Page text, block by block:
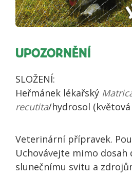
UPOZORNĚNÍ
SLOŽENÍ:
Heřmánek lékařský
recutita/hydrosol (květová
Veterinární přípravek.
Uchovávejte mimo dosah
slunečnímu svitu a